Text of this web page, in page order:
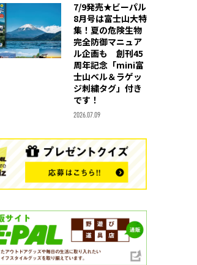
7/9発売★ビーパル
8月号は富士山大特
集！夏の危険生物
完全防御マニュア
ル企画も 創刊45
周年記念「mini富
士山ベル＆ラゲッ
ジ刺繍タグ」付き
です！
2026.07.09